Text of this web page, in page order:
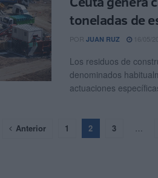
toneladas de
POR JUAN RUZ
Los residuos de
denominados
actuaciones
Anterior 1 2 3 …